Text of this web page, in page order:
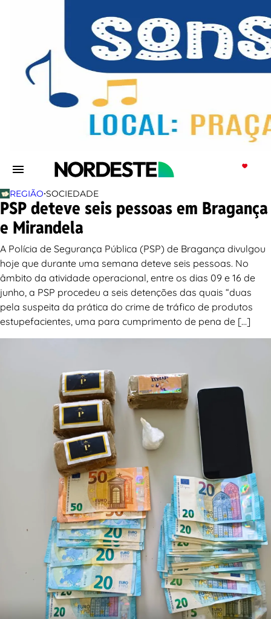
REGIÃO•SOCIEDADE
PSP deteve seis pessoas em Bragança
e Mirandela
A Polícia de Segurança Pública (PSP) de Bragança divulgou
hoje que durante uma semana deteve seis pessoas. No
âmbito da atividade operacional, entre os dias 09 e 16 de
junho, a PSP procedeu a seis detenções das quais “duas
pela suspeita da prática do crime de tráfico de produtos
estupefacientes, uma para cumprimento de pena de […]